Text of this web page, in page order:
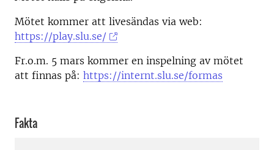
Mötet kommer att livesändas via web:
https://play.slu.se/
Fr.o.m. 5 mars kommer en inspelning av mötet
att finnas på: https://internt.slu.se/formas
Fakta